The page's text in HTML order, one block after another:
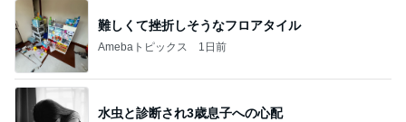
難しくて挫折しそうなフロアタイル
Amebaトピックス 1日前
水虫と診断され3歳息子への心配